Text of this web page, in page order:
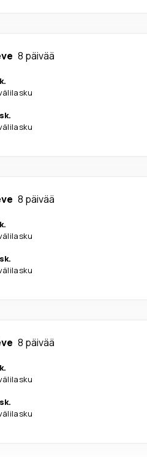
8 päivää
8 päivää
8 päivää